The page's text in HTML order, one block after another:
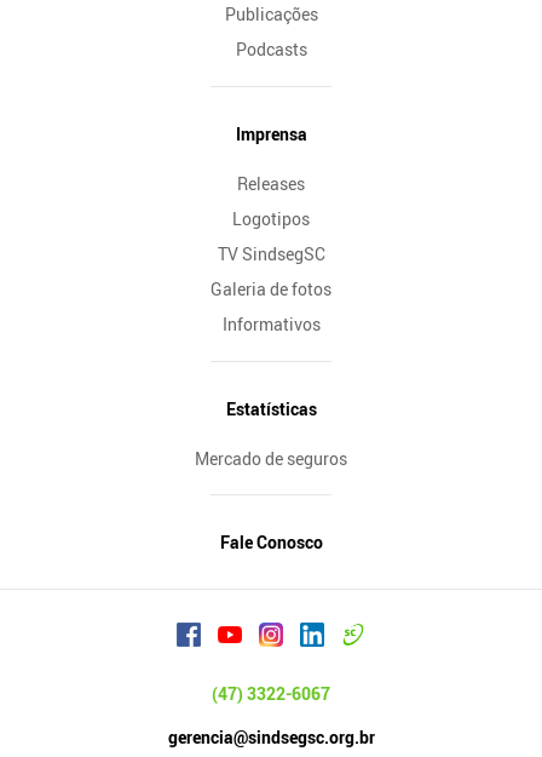
Publicações
Podcasts
Imprensa
Releases
Logotipos
TV SindsegSC
Galeria de fotos
Informativos
Estatísticas
Mercado de seguros
Fale Conosco
(47) 3322-6067
gerencia@sindsegsc.org.br